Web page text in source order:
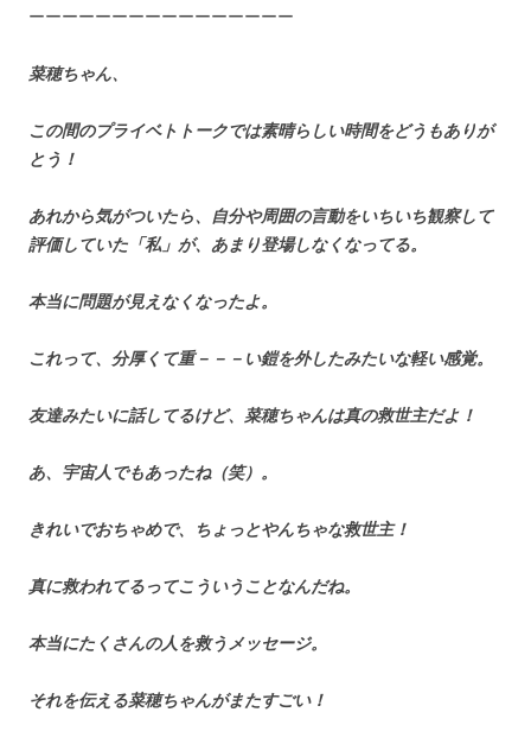
ーーーーーーーーーーーーーーーー
菜穂ちゃん、
この間のプライベトトークでは素晴らしい時間をどうもありが
とう！
あれから気がついたら、自分や周囲の言動をいちいち観察して
評価していた「私」が、あまり登場しなくなってる。
本当に問題が見えなくなったよ。
これって、分厚くて重－－－い鎧を外したみたいな軽い感覚。
友達みたいに話してるけど、菜穂ちゃんは真の救世主だよ！
あ、宇宙人でもあったね（笑）。
きれいでおちゃめで、ちょっとやんちゃな救世主！
真に救われてるってこういうことなんだね。
本当にたくさんの人を救うメッセージ。
それを伝える菜穂ちゃんがまたすごい！